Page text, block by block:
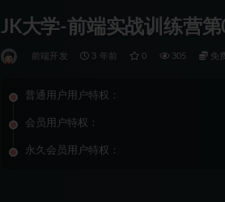
JK大学-前端实战训练营
前端开发 3 年前 0 305 免
普通用户用户特权：
会员用户特权：
永久会员用户特权：